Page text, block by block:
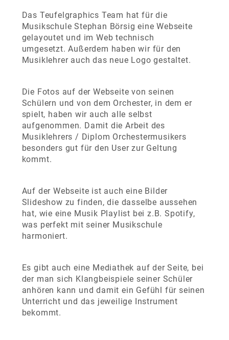
Das Teufelgraphics Team hat für die
Musikschule Stephan Börsig eine Webseite
gelayoutet und im Web technisch
umgesetzt. Außerdem haben wir für den
Musiklehrer auch das neue Logo gestaltet.
Die Fotos auf der Webseite von seinen
Schülern und von dem Orchester, in dem er
spielt, haben wir auch alle selbst
aufgenommen. Damit die Arbeit des
Musiklehrers / Diplom Orchestermusikers
besonders gut für den User zur Geltung
kommt.
Auf der Webseite ist auch eine Bilder
Slideshow zu finden, die dasselbe aussehen
hat, wie eine Musik Playlist bei z.B. Spotify,
was perfekt mit seiner Musikschule
harmoniert.
Es gibt auch eine Mediathek auf der Seite, bei
der man sich Klangbeispiele seiner Schüler
anhören kann und damit ein Gefühl für seinen
Unterricht und das jeweilige Instrument
bekommt.